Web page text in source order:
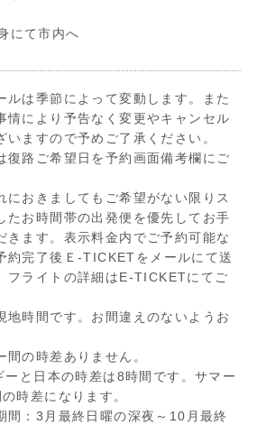
にて市内へ
は季節によって変動します。また
情により予告なく変更やキャンセル
いますので予めご了承ください。
路ご希望日を予約画面備考欄にご
におきましてもご希望がない限りス
たお時間帯の出発便を優先してお手
きます。表示料金内でご予約可能な
約完了後Ｅ-TICKETをメールにて送
フライトの詳細はE-TICKETにてご
時間です。お間違えのないようお
の時差ありません。
と日本の時差は8時間です。サマー
時差になります。
間：3月最終日曜の深夜～10月最終